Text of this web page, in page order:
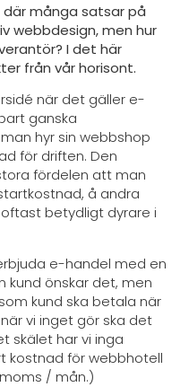
många satsar på
webbdesign, men hur
I det här
från vår horisont.
när det gäller e-
ganska
hyr sin webbshop
för driften. Den
fördelen att man
å andra
betydligt dyrare i
e-handel med en
kund önskar det, men
kund ska betala när
vi inget gör ska det
skälet har vi inga
kostnad för webbhotell
/ mån.)